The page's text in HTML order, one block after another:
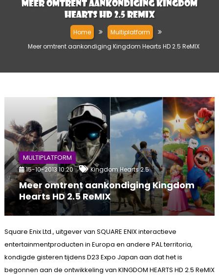
Meer omtrent aankondiging Kingdom
Hearts HD 2.5 ReMIX
Home
Multiplatform
Meer omtrent aankondiging Kingdom Hearts HD 2.5 ReMIX
MULTIPLATFORM
15-10-2013 10:20 Kingdom Hearts 2.5
Meer omtrent aankondiging Kingdom
Hearts HD 2.5 ReMIX
Square Enix Ltd., uitgever van SQUARE ENIX interactieve
entertainmentproducten in Europa en andere PAL territoria,
kondigde gisteren tijdens D23 Expo Japan aan dat het is
begonnen aan de ontwikkeling van KINGDOM HEARTS HD 2.5 ReMIX